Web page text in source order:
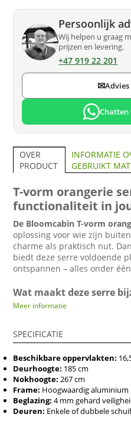
Persoonlijk
Wij helpen u graag
prijzen en levering.
+47 919 22 201
✉
Chatten
OVER
PRODUCT
INFORMATIE
GEBRUIKT
T-vorm orangerie
functionaliteit in
De Bloomcabin T-vorm
oplossing voor wie zijn
charme als praktisch nut.
biedt deze serre voldoende
ontspannen – alles onder
Wat maakt deze serre
Gebruik het centrale
bezigheden.
Esthetisch sterk
Met een klassieke
deze serre een echte
integreert in moderne
Meer informatie
SPECIFICATIE
Beschikbare oppervlakten:
Deurhoogte: 185 cm
Nokhoogte: 267 cm
Frame: Hoogwaardig aluminium
Beglazing: 4 mm gehard
Deuren: Enkele of dubbele